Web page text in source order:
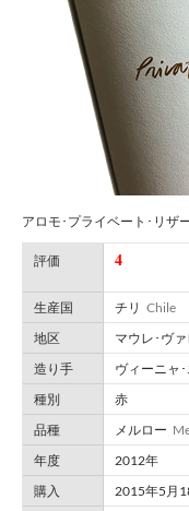
アロモ･プライベート･リザ
評価 4
生産国 チリ Chile
地区
マウレ･ヴ
造り手
ヴィーニャ
種別
赤
品種
メルロー
年度
2012年
購入
2015年5月